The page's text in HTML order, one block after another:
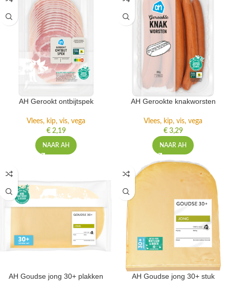
AH Gerookt ontbijtspek
Vlees, kip, vis, vega
€2,19
NAAR AH
AH Gerookte knakworsten
Vlees, kip, vis, vega
€3,29
NAAR AH
AH Goudse jong 30+ plakken AH Goudse jong 30+ stuk